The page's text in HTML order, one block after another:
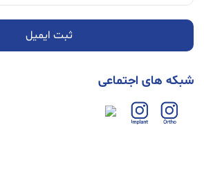
ثبت ایمیل
شبکه های اجتماعی